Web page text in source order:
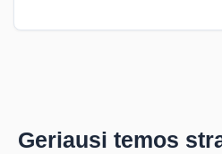
Geriausi temos